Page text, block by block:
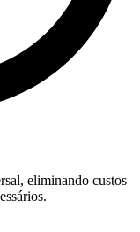
eliminando custos